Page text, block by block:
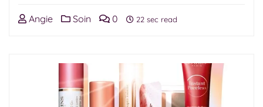
Angie Soin 0 22 sec read